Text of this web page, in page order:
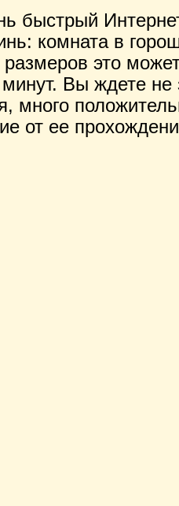
быстрый
комната в
это
Вы ждете не
много
от ее